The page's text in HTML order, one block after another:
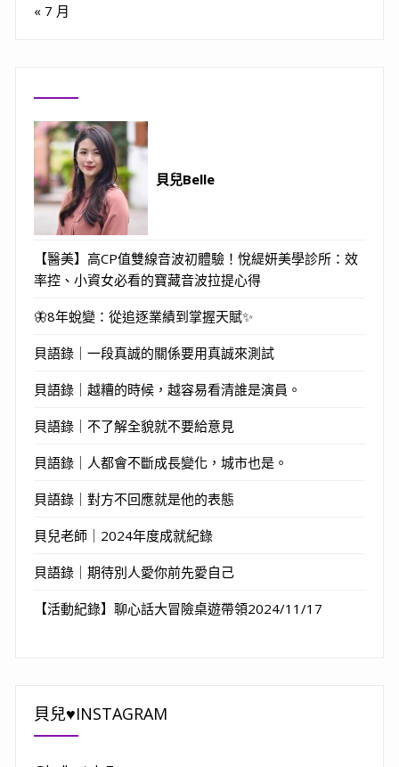
« 7 月
貝兒Belle
【醫美】高CP值雙線音波初體驗！悅緹妍美學診所：效
率控、小資女必看的寶藏音波拉提心得
🦋8年蛻變：從追逐業績到掌握天賦✨
貝語錄｜一段真誠的關係要用真誠來測試
貝語錄｜越糟的時候，越容易看清誰是演員。
貝語錄｜不了解全貌就不要給意見
貝語錄｜人都會不斷成長變化，城市也是。
貝語錄｜對方不回應就是他的表態
貝兒老師｜2024年度成就紀錄
貝語錄｜期待別人愛你前先愛自己
【活動紀錄】聊心話大冒險桌遊帶領2024/11/17
貝兒♥INSTAGRAM